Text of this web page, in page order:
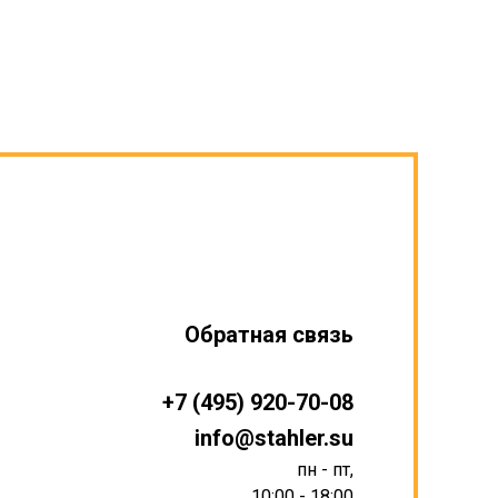
Обратная связь
info@stahler.su
пн - пт,
+7 (495) 920-70-08